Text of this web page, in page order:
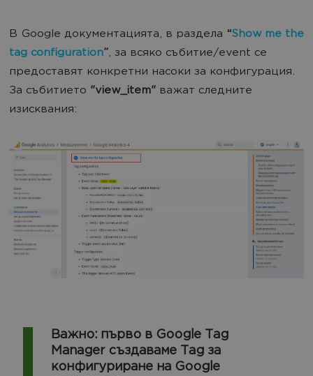
В Google документацията, в раздела “Show me the
tag configuration”, за всяко събитие/event се
предоставят конкретни насоки за конфигурация.
За събитието "view_item" важат следните
изисквания:
Важно: първо в Google Tag
Manager създаваме Tag за
конфигуриране на Google